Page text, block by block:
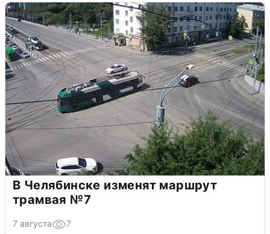
В Челябинске изменят маршрут
трамвая №7
7 августа 7